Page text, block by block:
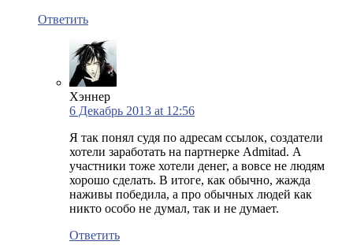
Ответить
Хэннер
6 Декабрь 2013 at 12:56
Я так понял судя по адресам ссылок, создатели
хотели заработать на партнерке Admitad. А
участники тоже хотели денег, а вовсе не людям
хорошо сделать. В итоге, как обычно, жажда
наживы победила, а про обычных людей как
никто особо не думал, так и не думает.
Ответить